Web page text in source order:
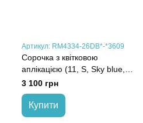
Артикул: RM4334-26DB*-*3609
Сорочка з квітковою
аплікацією (11, S, Sky blue,
блакитний)
3 100 грн
Купити